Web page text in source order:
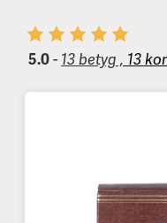
5.0- 13 betyg , 13